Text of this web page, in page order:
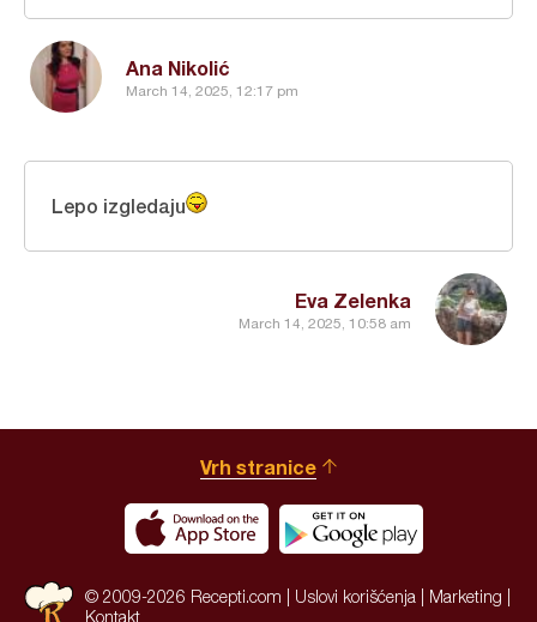
Ana Nikolić
March 14, 2025, 12:17 pm
Eva Zelenka
March 14, 2025, 10:58 am
Lepo izgledaju
Vrh stranice
© 2009-2026 Recepti.com | Uslovi korišćenja Marketing
Kontakt